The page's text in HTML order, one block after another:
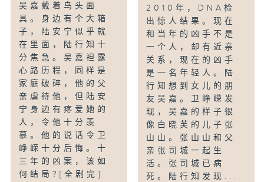
吴嘉戴着鸟头面
具。身边有个大箱
子，陆安宁似乎就
在里面，陆行知十
分焦急。吴嘉袒露
心路历程，同样是
家庭破碎，他的父
亲虐待他，但陆安
宁身边有疼爱她的
人，令他十分羡
慕。他的说话令卫
峥嵘十分后悔。十
三年的凶案，该如
何结局?[全剧完]
2010年，DNA检
出惊人结果。现在
和当年的凶手不是
一个人，却有近亲
关系，现在的凶手
是一名年轻人。陆
行知想到女儿的朋
友吴嘉。卫峥嵘发
现，吴嘉的样子很
像白晓芙的儿子张
山山。张山山和父
亲张司城一起生
活。张司城已病
死。陆行知发现...